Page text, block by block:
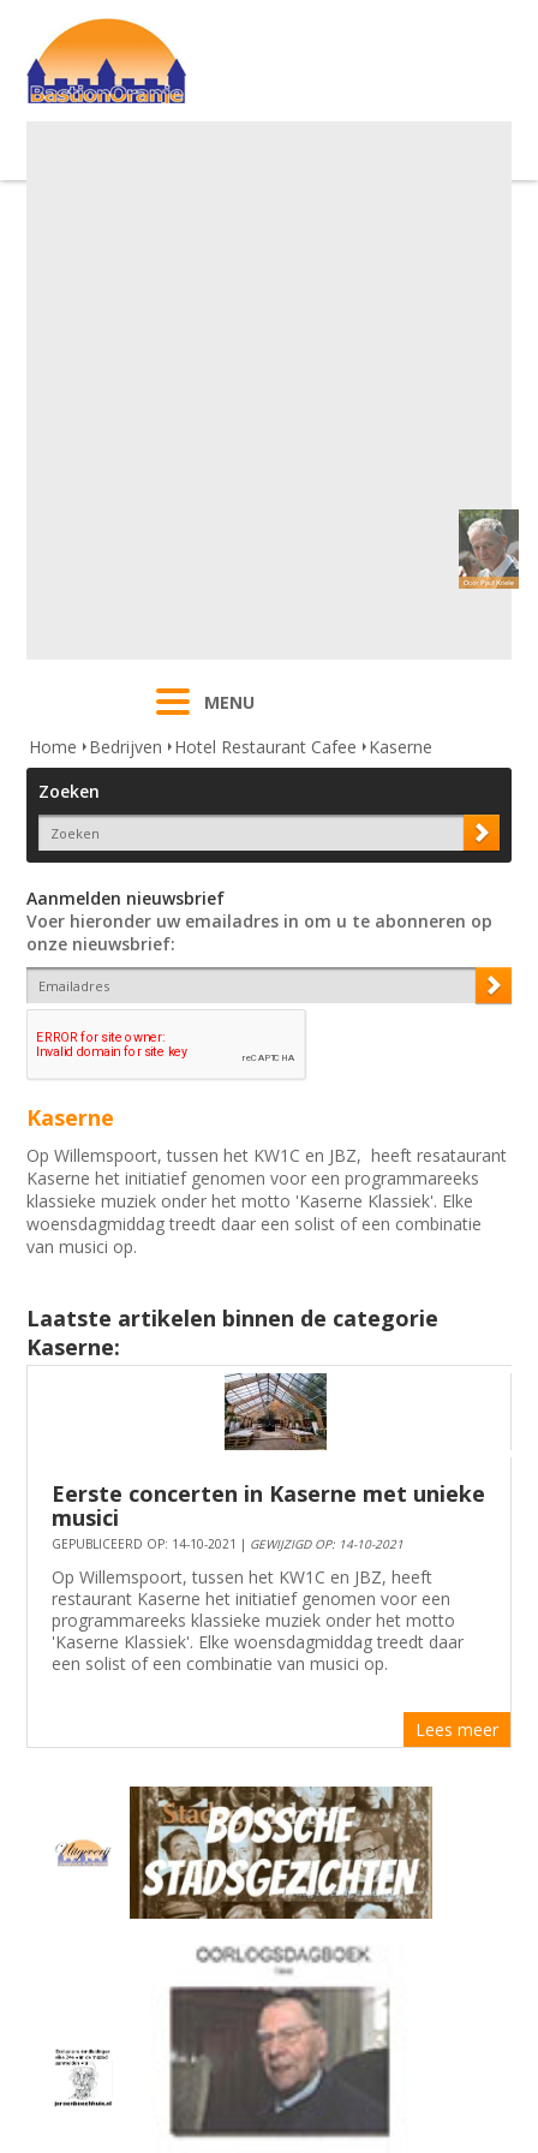
MENU
Home
Bedrijven Hotel Restaurant Cafee
Kaserne
Zoeken
Aanmelden nieuwsbrief
Voer hieronder uw emailadres in om u te abonneren op
onze nieuwsbrief:
Kaserne
Op Willemspoort, tussen het KW1C en JBZ, heeft resataurant
Kaserne het initiatief genomen voor een programmareeks
klassieke muziek onder het motto 'Kaserne Klassiek'. Elke
woensdagmiddag treedt daar een solist of een combinatie
van musici op.
Laatste artikelen binnen de categorie
Kaserne:
Eerste concerten in Kaserne met unieke
musici
GEPUBLICEERD OP: 14-10-2021 | GEWIJZIGD OP: 14-10-2021
Op Willemspoort, tussen het KW1C en JBZ, heeft
restaurant Kaserne het initiatief genomen voor een
programmareeks klassieke muziek onder het motto
'Kaserne Klassiek'. Elke woensdagmiddag treedt daar
een solist of een combinatie van musici op.
Lees meer